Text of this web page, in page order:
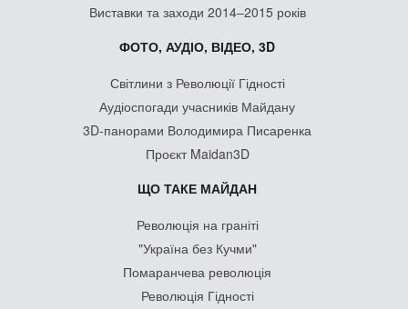
Виставки та заходи 2014–2015 років
ФОТО, АУДІО, ВІДЕО, 3D
Світлини з Революції Гідності
Аудіоспогади учасників Майдану
3D-панорами Володимира Писаренка
Проєкт Maidan3D
ЩО ТАКЕ МАЙДАН
Революція на граніті
"Україна без Кучми"
Помаранчева революція
Революція Гідності